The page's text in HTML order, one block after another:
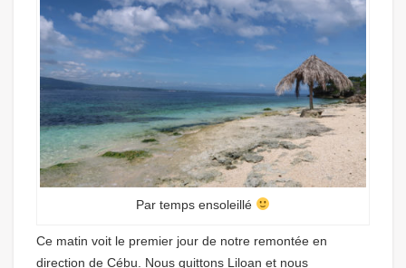
Par temps ensoleillé
Ce matin voit le premier jour de notre remontée en
direction de Cébu. Nous quittons Liloan et nous